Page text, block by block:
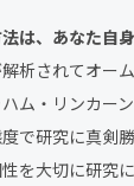
は、あなた自
析されてオー
ム・リンカー
で研究に真剣
を大切に研究